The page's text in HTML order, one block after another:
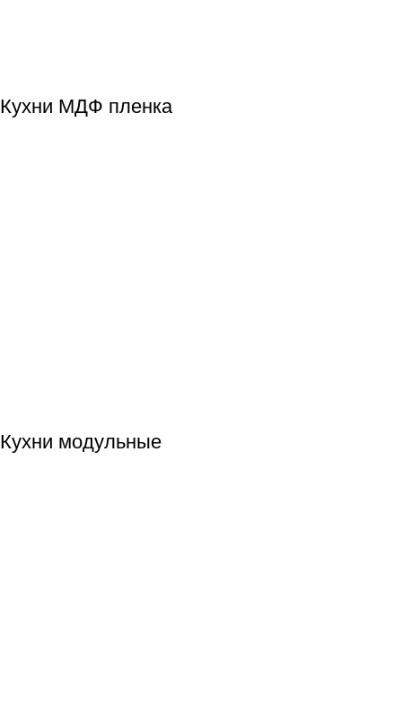
Кухни МДФ пленка
Кухни модульные